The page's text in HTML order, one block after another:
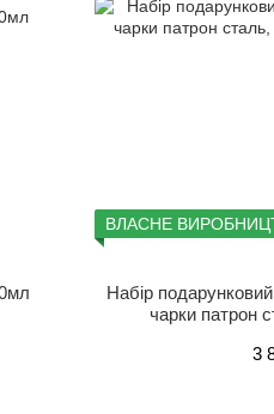
ВЛАСНЕ
Набір
чарки патрон
3